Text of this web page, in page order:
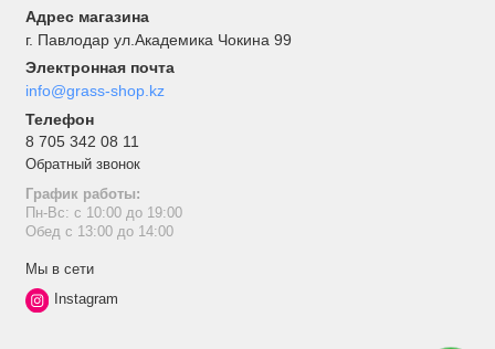
Адрес магазина
г. Павлодар ул.Академика Чокина 99
Электронная почта
info@grass-shop.kz
Телефон
8 705 342 08 11
Обратный звонок
График работы:
Пн-Вс: с 10:00 до 19:00
Обед с 13:00 до 14:00
Мы в сети
Instagram